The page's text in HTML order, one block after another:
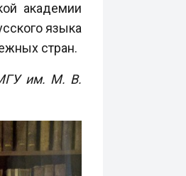
академии
языка
стран.
МГУ им. М. В.